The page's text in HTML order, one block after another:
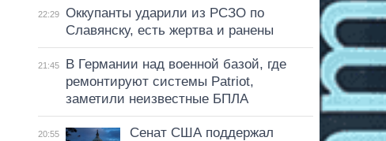
22:29
Оккупанты ударили из РСЗО по
Славянску, есть жертва и ранены
21:45
В Германии над военной базой, где
ремонтируют системы Patriot,
заметили неизвестные БПЛА
20:55
Сенат США поддержал